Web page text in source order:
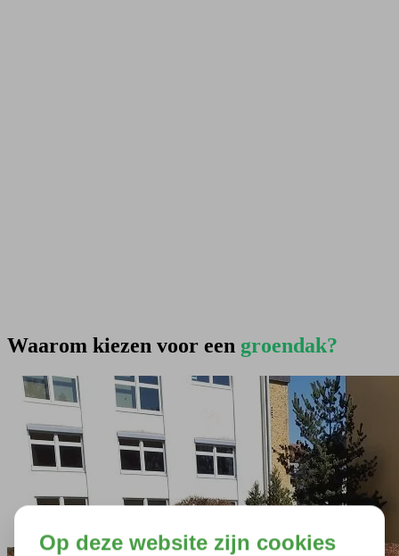
Waarom kiezen voor een groendak?
Op deze website zijn cookies